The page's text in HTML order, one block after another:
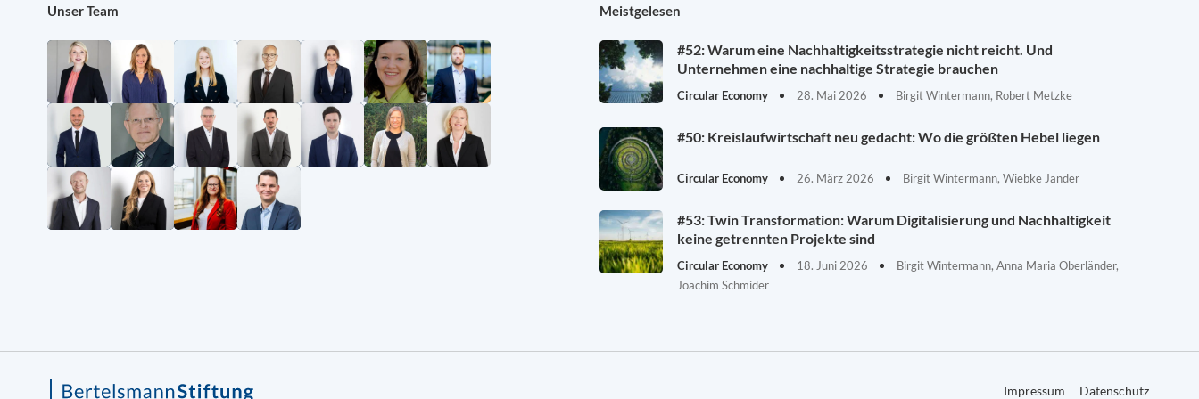
Unser Team Meistgelesen
#52: Warum eine Nachhaltigkeitsstrategie nicht reicht. Und
Unternehmen eine nachhaltige Strategie brauchen
Circular Economy 28. Mai 2026 Birgit Wintermann, Robert Metzke
#50: Kreislaufwirtschaft neu gedacht: Wo die größten Hebel liegen
Circular Economy 26. März 2026 Birgit Wintermann, Wiebke Jander
#53: Twin Transformation: Warum Digitalisierung und Nachhaltigkeit
keine getrennten Projekte sind
Circular Economy 18. Juni 2026
Birgit Wintermann, Anna Maria Oberländer,
Joachim Schmider
Impressum Datenschutz